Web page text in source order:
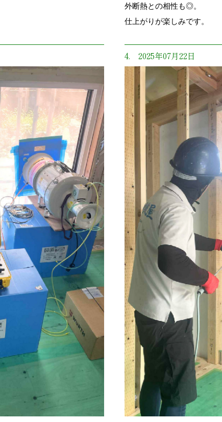
外断熱との相性も◎。
仕上がりが楽しみです。
4. 2025年07月22日